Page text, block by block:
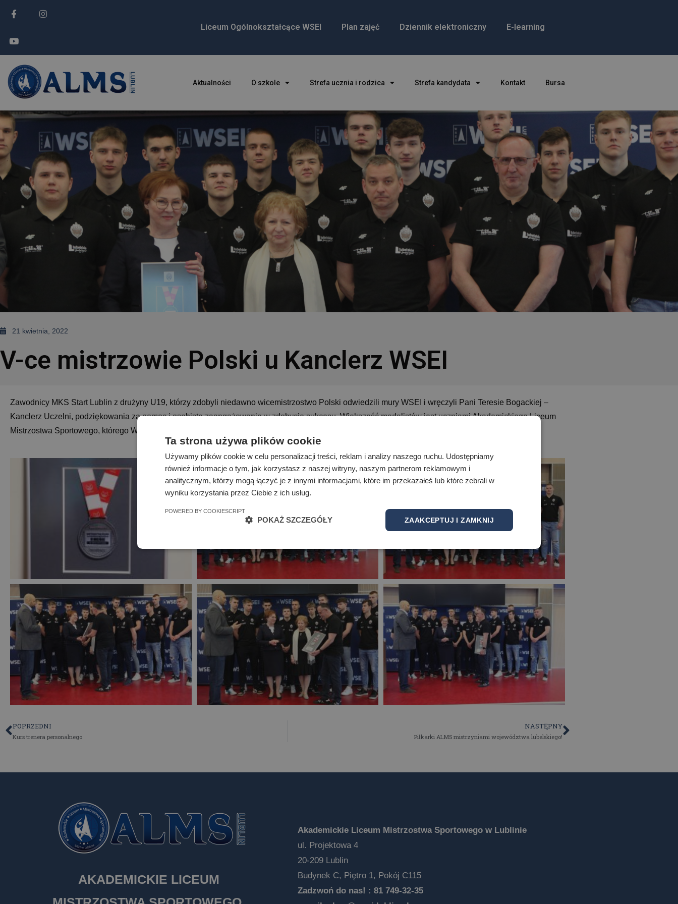
Liceum Ogólnokształcące WSEI Plan zajęć Dziennik elektroniczny E-learning
Aktualności O szkole Strefa ucznia i rodzica Strefa kandydata Kontakt Bursa
21 kwietnia, 2022
V-ce mistrzowie Polski u Kanclerz WSEI
Zawodnicy MKS Start Lublin z drużyny U19, którzy zdobyli niedawno wicemistrzostwo Polski odwiedzili mury WSEI i wręczyli Pani Teresie Bogackiej –
Kanclerz Uczelni, podziękowania za pomoc i osobiste zaangażowanie w zdobycie sukcesu. Większość medalistów jest uczniami Akademickiego Liceum
Mistrzostwa Sportowego, którego WSEI jest organem prowadzącym.
POPRZEDNI
Kurs trenera personalnego
NASTĘPNY
Piłkarki ALMS mistrzyniami województwa lubelskiego!
AKADEMICKIE LICEUM
Akademickie Liceum Mistrzostwa Sportowego w Lublinie
ul. Projektowa 4
20-209 Lublin
Budynek C, Piętro 1, Pokój C115
Zadzwoń do nas! : 81 749-32-35
Ta strona używa plików cookie
Używamy plików cookie w celu personalizacji treści, reklam i analizy naszego ruchu. Udostępniamy
również informacje o tym, jak korzystasz z naszej witryny, naszym partnerom reklamowym i
analitycznym, którzy mogą łączyć je z innymi informacjami, które im przekazałeś lub które zebrali w
wyniku korzystania przez Ciebie z ich usług.
ZAAKCEPTUJ I ZAMKNIJ
POKAŻ SZCZEGÓŁY
POWERED BY COOKIESCRIPT